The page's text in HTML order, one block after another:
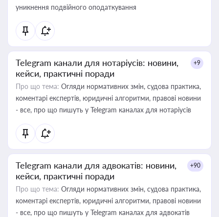
уникнення подвійного оподаткування
Telegram канали для нотаріусів: новини,
кейси, практичні поради
+9
Про що тема: Огляди нормативних змін, судова практика,
коментарі експертів, юридичні алгоритми, правові новини
- все, про що пишуть у Telegram каналах для нотаріусів
Telegram канали для адвокатів: новини,
кейси, практичні поради
+90
Про що тема: Огляди нормативних змін, судова практика,
коментарі експертів, юридичні алгоритми, правові новини
- все, про що пишуть у Telegram каналах для адвокатів